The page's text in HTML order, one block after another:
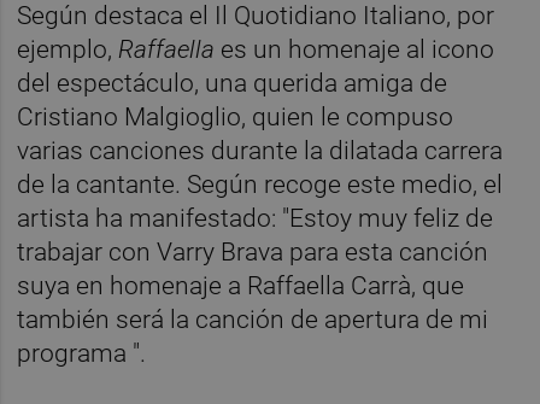
Según destaca el Il Quotidiano Italiano, por
ejemplo, Raffaella es un homenaje al icono
del espectáculo, una querida amiga de
Cristiano Malgioglio, quien le compuso
varias canciones durante la dilatada carrera
de la cantante. Según recoge este medio, el
artista ha manifestado: "Estoy muy feliz de
trabajar con Varry Brava para esta canción
suya en homenaje a Raffaella Carrà, que
también será la canción de apertura de mi
programa ".